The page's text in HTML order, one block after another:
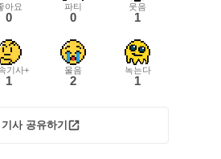
아요
0
파티
0
웃음
1
기사+
1
울음
2
녹는다
1
기사 공유하기